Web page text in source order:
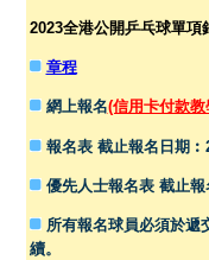
2023全港公開乒乓球單項
章程
網上報名(信用卡付款教
報名表 截止報名日期
優先人士報名表 截止報
所有報名球員必須於遞
續。